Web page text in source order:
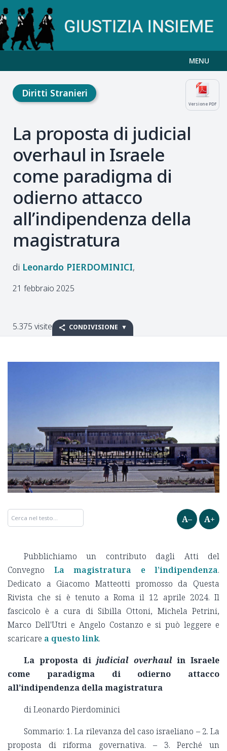
MENU
Versione PDF
Diritti Stranieri
La proposta di judicial
overhaul in Israele
come paradigma di
odierno attacco
all’indipendenza della
magistratura
Leonardo PIERDOMINICI
21 febbraio 2025
5.375 visite CONDIVISIONE
A– A+
Pubblichiamo un contributo dagli Atti del
Convegno La magistratura e l’indipendenza.
Dedicato a Giacomo Matteotti promosso da Questa
Rivista che si è tenuto a Roma il 12 aprile 2024. Il
fascicolo è a cura di Sibilla Ottoni, Michela Petrini,
Marco Dell'Utri e Angelo Costanzo e si può leggere e
scaricare a questo link.
La proposta di judicial overhaulin Israele
come paradigma di odierno attacco
all’indipendenza della magistratura
di Leonardo Pierdominici
Sommario: 1. La rilevanza del caso israeliano – 2. La
proposta di riforma governativa. – 3. Perché un